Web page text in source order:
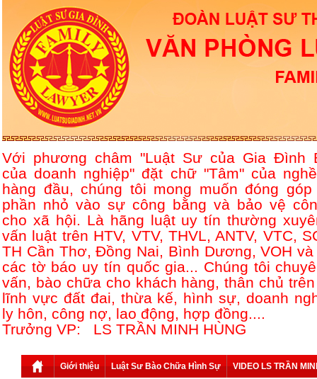
Với phương châm "Luật Sư của Gia Đình
của doanh nghiệp" đặt chữ "Tâm" của
hàng đầu, chúng tôi mong muốn đóng góp
phần nhỏ vào sự công bằng và bảo vệ
cho xã hội. Là hãng luật uy tín thường
vấn luật trên HTV, VTV, THVL, ANTV, VTC,
TH Cần Thơ, Đồng Nai, Bình Dương, VOH và
các tờ báo uy tín quốc gia... Chúng tôi
vấn, bào chữa cho khách hàng, thân chủ
lĩnh vực đất đai, thừa kế, hình sự, doanh
ly hôn, công nợ, lao động, hợp đồng....
Trưởng VP: LS TRẦN MINH HÙNG
Giới thiệu Luật Sư Bào Chữa Hình Sự VIDEO LS TRẦN